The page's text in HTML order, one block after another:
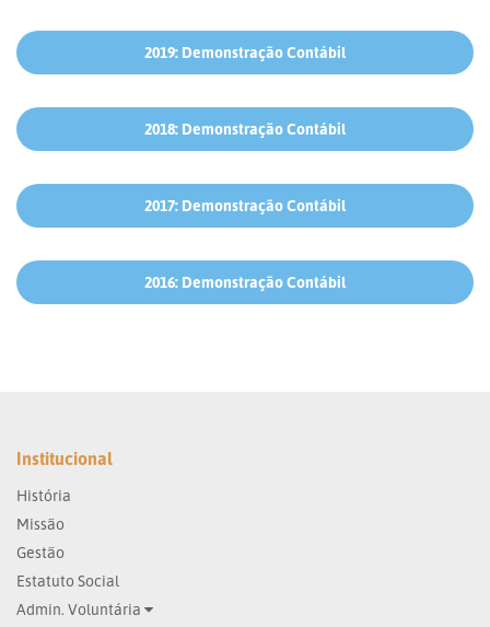
2019: Demonstração Contábil
2018: Demonstração Contábil
2017: Demonstração Contábil
2016: Demonstração Contábil
Institucional
História
Missão
Gestão
Estatuto Social
Admin. Voluntária